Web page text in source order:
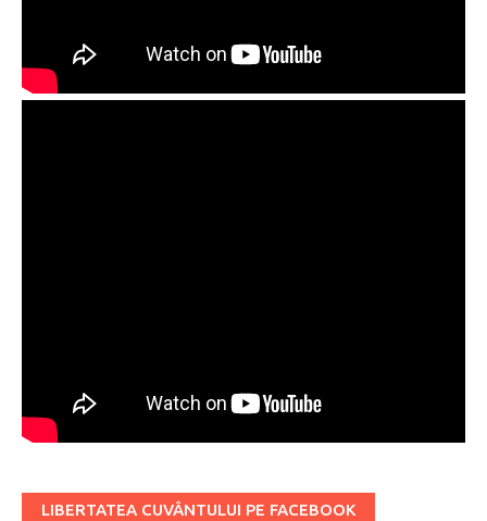
LIBERTATEA CUVÂNTULUI PE FACEBOOK